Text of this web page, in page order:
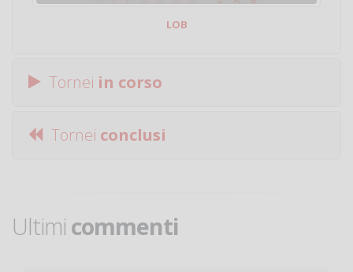
LOB
Tornei in corso
Tornei conclusi
Ultimi commenti